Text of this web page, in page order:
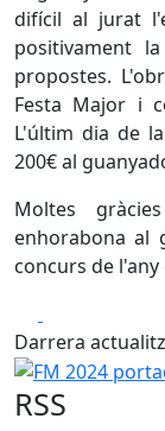
difícil al jurat
positivament
propostes.
Festa Major i
L'últim dia de
200€ al
Moltes
enhorabona al
concurs de l'any
Darrera
FM 2024 portada
RSS